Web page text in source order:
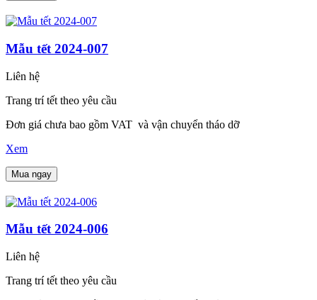
Mẫu tết 2024-007
Liên hệ
Trang trí tết theo yêu cầu
Đơn giá chưa bao gồm VAT và vận chuyển tháo dỡ
Xem
Mua ngay
Mẫu tết 2024-006
Liên hệ
Trang trí tết theo yêu cầu